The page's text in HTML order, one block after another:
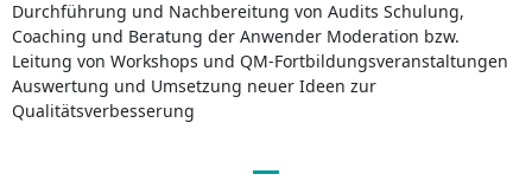
Durchführung und Nachbereitung von Audits Schulung,
Coaching und Beratung der Anwender Moderation bzw.
Leitung von Workshops und QM-Fortbildungsveranstaltungen
Auswertung und Umsetzung neuer Ideen zur
Qualitätsverbesserung